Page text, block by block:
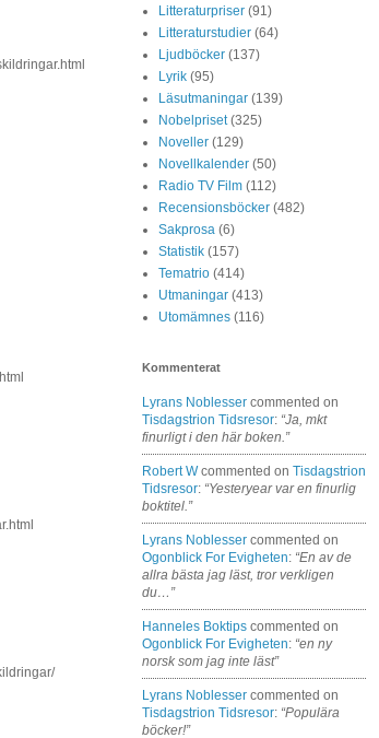
Litteraturpriser (91)
Litteraturstudier (64)
Ljudböcker (137)
Lyrik (95)
Läsutmaningar (139)
Nobelpriset (325)
Noveller (129)
Novellkalender (50)
Radio TV Film (112)
Recensionsböcker (482)
Sakprosa (6)
Statistik (157)
Tematrio (414)
Utmaningar (413)
Utomämnes (116)
Kommenterat
Lyrans Noblesser commented on
Tisdagstrion Tidsresor: “Ja, mkt
finurligt i den här boken.”
Robert Wcommented on Tisdagstrion
Tidsresor: “Yesteryear var en finurlig
boktitel.”
Lyrans Noblesser commented on
Ogonblick For Evigheten: “En av de
allra bästa jag läst, tror verkligen
du…”
Hanneles Boktips commented on
Ogonblick For Evigheten: “en ny
norsk som jag inte läst”
Lyrans Noblesser commented on
Tisdagstrion Tidsresor: “Populära
böcker!”